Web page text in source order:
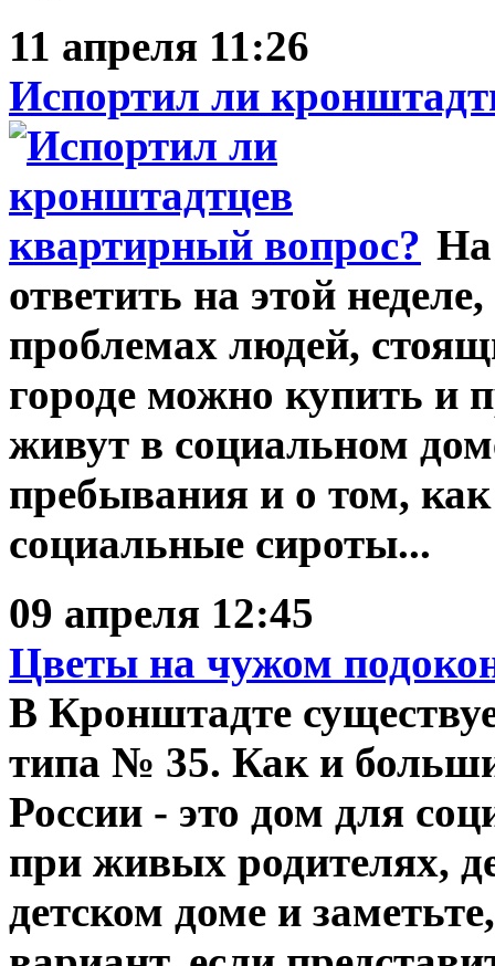
11 апреля 11:26
Испортил ли
На
ответить на этой
проблемах людей,
городе можно купить и
живут в социальном
пребывания и о том,
социальные сироты...
09 апреля 12:45
Цветы на чужом
В Кронштадте
типа № 35. Как и
России - это дом для
при живых родителях,
детском доме и